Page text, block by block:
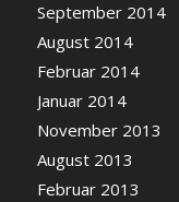
September 2014
August 2014
Februar 2014
Januar 2014
November 2013
August 2013
Februar 2013